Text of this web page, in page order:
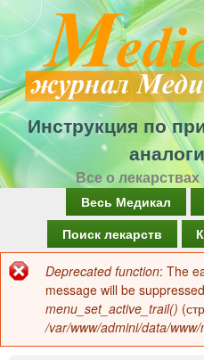
Перейти
к
основному
содержанию
Инструкция по
Все о
а
в
о
Весь Медикал
Поиск лекарств
Сообщение
об
ошибке
Deprecated function: The
message will be
menu_set_active_trail()
/var/www/admini/data/